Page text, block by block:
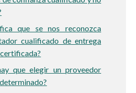
que se nos reconozca
cualificado de entrega
que elegir un proveedor